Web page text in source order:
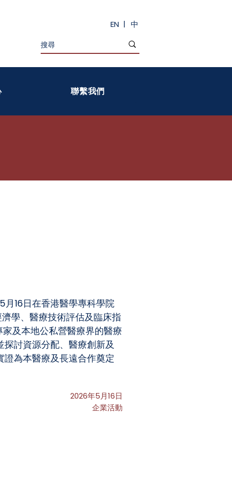
EN | 中
聯繫我們
16日在香港醫學專科學院
學、醫療技術評估及臨床指
及本地公私營醫療界的醫療
討資源分配、醫療創新及
為本醫療及長遠合作奠定
2026年5月16日
企業活動